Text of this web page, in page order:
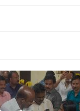
ALAPPUZHA